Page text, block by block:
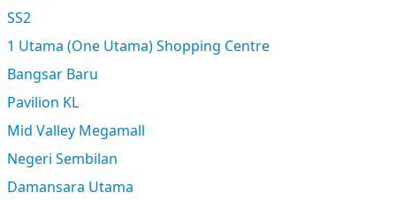
SS2
1 Utama (One Utama) Shopping Centre
Bangsar Baru
Pavilion KL
Mid Valley Megamall
Negeri Sembilan
Damansara Utama